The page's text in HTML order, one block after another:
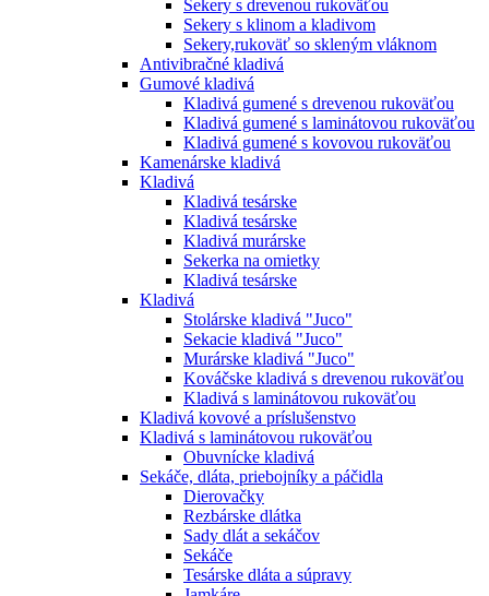
Sekery s drevenou rukoväťou
Sekery s klinom a kladivom
Sekery,rukoväť so skleným vláknom
Antivibračné kladivá
Gumové kladivá
Kladivá gumené s drevenou rukoväťou
Kladivá gumené s laminátovou rukoväťou
Kladivá gumené s kovovou rukoväťou
Kamenárske kladivá
Kladivá
Kladivá tesárske
Kladivá tesárske
Kladivá murárske
Sekerka na omietky
Kladivá tesárske
Kladivá
Stolárske kladivá "Juco"
Sekacie kladivá "Juco"
Murárske kladivá "Juco"
Kováčske kladivá s drevenou rukoväťou
Kladivá s laminátovou rukoväťou
Kladivá kovové a príslušenstvo
Kladivá s laminátovou rukoväťou
Obuvnícke kladivá
Sekáče, dláta, priebojníky a páčidla
Dierovačky
Rezbárske dlátka
Sady dlát a sekáčov
Sekáče
Tesárske dláta a súpravy